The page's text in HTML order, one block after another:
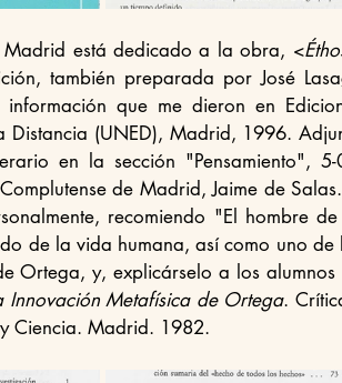
de Madrid está dedicado a la obra, <
también preparada por José
que me dieron en
(UNED), Madrid, 1996.
en la sección "Pensamiento", 5-
de Madrid, Jaime de
recomiendo "El hombre de
de la vida humana, así como uno de
Ortega, y, explicárselo a los alumnos
Innovación Metafísica de Ortega.
Ciencia. Madrid. 1982.